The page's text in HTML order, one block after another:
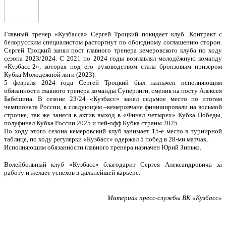
Главный тренер «Кузбасса» Сергей Троцкий покидает клуб. Контракт с
белорусским специалистом расторгнут по обоюдному соглашению сторон.
Сергей Троцкий занял пост главного тренера кемеровского клуба по ходу
сезона 2023/2024. С 2021 по 2024 годы возглавлял молодёжную команду
«Кузбасс-2», которая под его руководством стала бронзовым призером
Кубка Молодежной лиги (2023).
5 февраля 2024 года Сергей Троцкий был назначен исполняющим
обязанности главного тренера команды Суперлиги, сменив на посту Алексея
Бабешина. В сезоне 23/24 «Кузбасс» занял седьмое место по итогам
чемпионата России, в следующем –кемеровчане финишировали на восьмой
строчке, так же занеся в актив выход в «Финал четырех» Кубка Победы,
полуфинал Кубка России 2025 и пей-офф Кубка страны 2025.
По ходу этого сезона кемеровский клуб занимает 15-е место в турнирной
таблице, по ходу регулярки «Кузбасс» одержал 5 побед в 28-ми матчах.
Исполняющим обязанности главного тренера назначен Юрий Зинько.
Волейбольный клуб «Кузбасс» благодарит Сергея Александровича за
работу и желает успехов в дальнейшей карьере.
Материал пресс-службы ВК «Кузбасс»